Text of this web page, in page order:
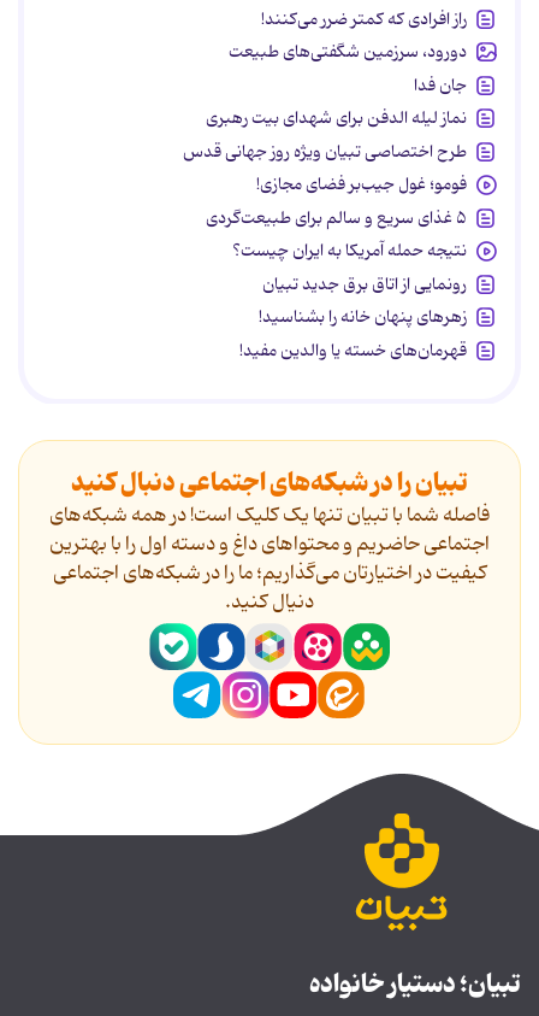
راز افرادی که کمتر ضرر می‌کنند!
دورود، سرزمین شگفتی‌های طبیعت
جان فدا
نماز لیله الدفن برای شهدای بیت رهبری
طرح اختصاصی تبیان ویژه روز جهانی قدس
فومو؛ غول جیب‌بر فضای مجازی!
۵ غذای سریع و سالم برای طبیعت‌گردی
نتیجه حمله آمریکا به ایران چیست؟
رونمایی از اتاق برق جدید تبیان
زهرهای پنهان خانه را بشناسید!
قهرمان‌های خسته یا والدین مفید!
تبیان را در شبکه‌های اجتماعی دنبال کنید
فاصله شما با تبیان تنها یک کلیک است! در همه شبکه‌های
اجتماعی حاضریم و محتواهای داغ و دسته اول را با بهترین
کیفیت در اختیارتان می‌گذاریم؛ ما را در شبکه‌های اجتماعی
دنیال کنید.
تبیان؛ دستیار خانواده